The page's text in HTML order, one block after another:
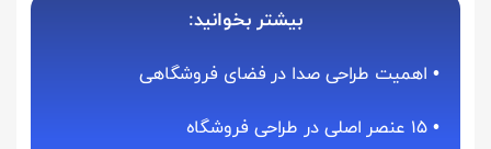
بیشتر بخوانید:
• اهمیت طراحی صدا در فضای فروشگاهی
•15 عنصر اصلی در طراحی فروشگاه